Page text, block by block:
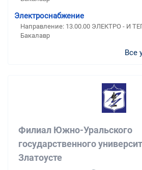
Электроснабжение
Направление: 13.00.00 ЭЛЕКТРО - И
Бакалавр
Все
Филиал Южно-Уральского
государственного
Златоусте